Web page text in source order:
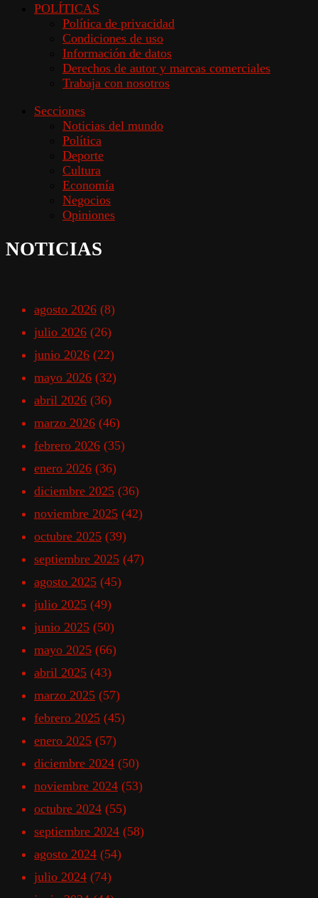
POLÍTICAS
Política de privacidad
Condiciones de uso
Información de datos
Derechos de autor y marcas comerciales
Trabaja con nosotros
Secciones
Noticias del mundo
Política
Deporte
Cultura
Economía
Negocios
Opiniones
NOTICIAS
agosto 2026 (8)
julio 2026 (26)
junio 2026 (22)
mayo 2026 (32)
abril 2026 (36)
marzo 2026 (46)
febrero 2026 (35)
enero 2026 (36)
diciembre 2025 (36)
noviembre 2025 (42)
octubre 2025 (39)
septiembre 2025 (47)
agosto 2025 (45)
julio 2025 (49)
junio 2025 (50)
mayo 2025 (66)
abril 2025 (43)
marzo 2025 (57)
febrero 2025 (45)
enero 2025 (57)
diciembre 2024 (50)
noviembre 2024 (53)
octubre 2024 (55)
septiembre 2024 (58)
agosto 2024 (54)
julio 2024 (74)